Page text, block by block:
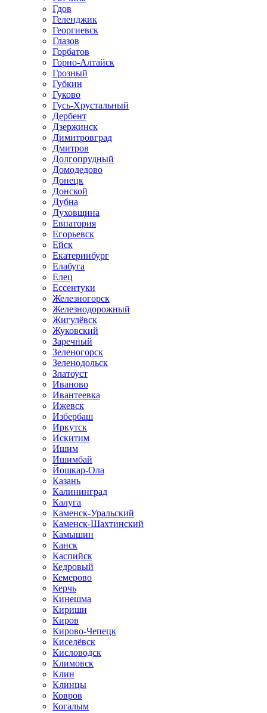
Гдов
Геленджик
Георгиевск
Глазов
Горбатов
Горно-Алтайск
Грозный
Губкин
Гуково
Гусь-Хрустальный
Дербент
Дзержинск
Димитровград
Дмитров
Долгопрудный
Домодедово
Донецк
Донской
Дубна
Духовщина
Евпатория
Егорьевск
Ейск
Екатеринбург
Елабуга
Елец
Ессентуки
Железногорск
Железнодорожный
Жигулёвск
Жуковский
Заречный
Зеленогорск
Зеленодольск
Златоуст
Иваново
Ивантеевка
Ижевск
Избербаш
Иркутск
Искитим
Ишим
Ишимбай
Йошкар-Ола
Казань
Калининград
Калуга
Каменск-Уральский
Каменск-Шахтинский
Камышин
Канск
Каспийск
Кедровый
Кемерово
Керчь
Кинешма
Кириши
Киров
Кирово-Чепецк
Киселёвск
Кисловодск
Климовск
Клин
Клинцы
Ковров
Когалым